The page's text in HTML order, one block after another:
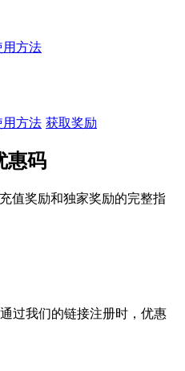
用方法
用方法 获取奖励
惠码
值奖励和独家奖励的完整指
过我们的链接注册时，优惠